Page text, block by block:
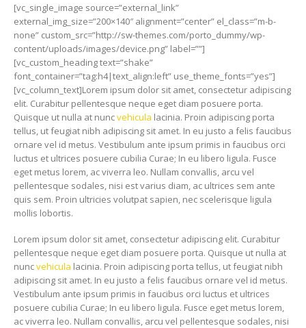
[vc_single_image source=”external_link”
external_img_size=”200×140″ alignment=”center” el_class=”m-b-
none” custom_src=”http://sw-themes.com/porto_dummy/wp-
content/uploads/images/device.png” label=””]
[vc_custom_heading text=”shake”
font_container=”tag:h4|text_align:left” use_theme_fonts=”yes”]
[vc_column_text]Lorem ipsum dolor sit amet, consectetur adipiscing
elit. Curabitur pellentesque neque eget diam posuere porta.
Quisque ut nulla at nuncvehicula lacinia. Proin adipiscing porta
tellus, ut feugiat nibh adipiscing sit amet. In eu justo a felis faucibus
ornare vel id metus. Vestibulum ante ipsum primis in faucibus orci
luctus et ultrices posuere cubilia Curae; In eu libero ligula. Fusce
eget metus lorem, ac viverra leo. Nullam convallis, arcu vel
pellentesque sodales, nisi est varius diam, ac ultrices sem ante
quis sem. Proin ultricies volutpat sapien, nec scelerisque ligula
mollis lobortis.
Lorem ipsum dolor sit amet, consectetur adipiscing elit. Curabitur
pellentesque neque eget diam posuere porta. Quisque ut nulla at
nuncvehicula lacinia. Proin adipiscing porta tellus, ut feugiat nibh
adipiscing sit amet. In eu justo a felis faucibus ornare vel id metus.
Vestibulum ante ipsum primis in faucibus orci luctus et ultrices
posuere cubilia Curae; In eu libero ligula. Fusce eget metus lorem,
ac viverra leo. Nullam convallis, arcu vel pellentesque sodales, nisi